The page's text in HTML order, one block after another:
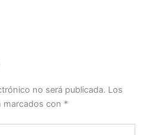
no será publicada. Los
marcados con *